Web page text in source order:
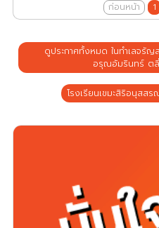
ก่อนหน้า 1
ดูประกาศทั้งหมด ในทำเลจรั
อรุณอัมรินทร์ ต
โรงเรียนเขมะสิริอนุสสร